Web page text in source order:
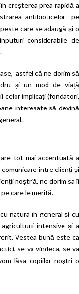
creșterea prea rapidă a
antibioticelor pe
care se adaugă și o
considerabile de
astfel că ne dorim să
și un mod de viață
celor implicați (fondatori,
interesate să devină
tot mai accentuată a
între clienți și
noștriă, ne dorim sa îi
care le merită.
natura în general și cu
intensive și a
Vestea bună este ca
se va vindeca, se va
lăsa copiilor noștri o